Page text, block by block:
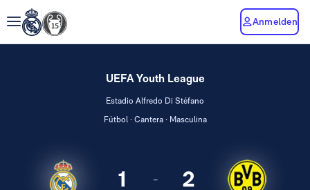
Anmelden
UEFA Youth League
Estadio Alfredo Di Stéfano
Fútbol · Cantera · Masculina
1 - 2